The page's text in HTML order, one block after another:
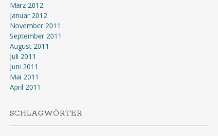
März 2012
Januar 2012
November 2011
September 2011
August 2011
Juli 2011
Juni 2011
Mai 2011
April 2011
SCHLAGWÖRTER